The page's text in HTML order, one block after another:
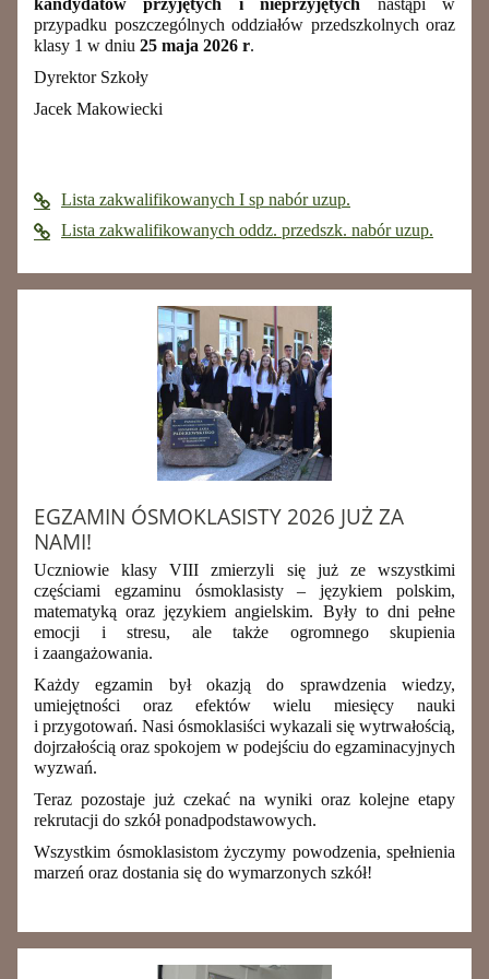
kandydatów przyjętych i nieprzyjętych nastąpi w
przypadku poszczególnych oddziałów przedszkolnych oraz
klasy 1 w dniu 25 maja 2026 r.
Dyrektor Szkoły
Jacek Makowiecki
Lista zakwalifikowanych I sp nabór uzup.
Lista zakwalifikowanych oddz. przedszk. nabór uzup.
EGZAMIN ÓSMOKLASISTY 2026 JUŻ ZA
NAMI!
Uczniowie klasy VIII zmierzyli się już ze wszystkimi
częściami egzaminu ósmoklasisty – językiem polskim,
matematyką oraz językiem angielskim. Były to dni pełne
emocji i stresu, ale także ogromnego skupienia
i zaangażowania.
Każdy egzamin był okazją do sprawdzenia wiedzy,
umiejętności oraz efektów wielu miesięcy nauki
i przygotowań. Nasi ósmoklasiści wykazali się wytrwałością,
dojrzałością oraz spokojem w podejściu do egzaminacyjnych
wyzwań.
Teraz pozostaje już czekać na wyniki oraz kolejne etapy
rekrutacji do szkół ponadpodstawowych.
Wszystkim ósmoklasistom życzymy powodzenia, spełnienia
marzeń oraz dostania się do wymarzonych szkół!